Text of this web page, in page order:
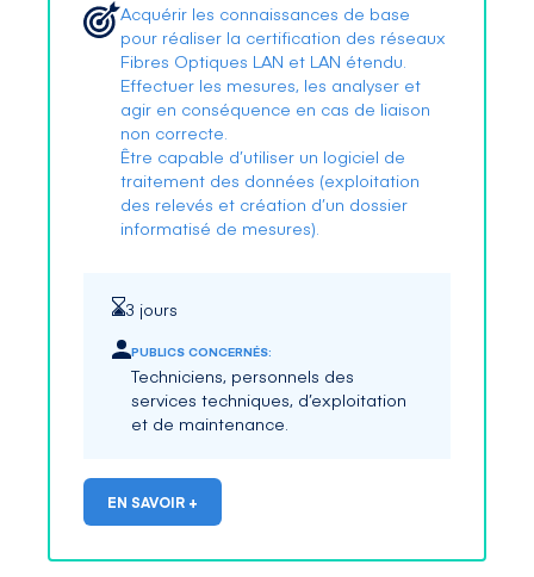
Acquérir les connaissances de base
pour réaliser la certification des réseaux
Fibres Optiques LAN et LAN étendu.
Effectuer les mesures, les analyser et
agir en conséquence en cas de liaison
non correcte.
Être capable d’utiliser un logiciel de
traitement des données (exploitation
des relevés et création d’un dossier
informatisé de mesures).
3 jours
PUBLICS CONCERNÉS:
Techniciens, personnels des
services techniques, d’exploitation
et de maintenance.
EN SAVOIR +